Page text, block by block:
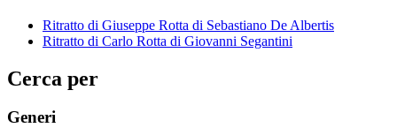
Ritratto di Giuseppe Rotta di Sebastiano De Albertis
Ritratto di Carlo Rotta di Giovanni Segantini
Cerca per
Generi